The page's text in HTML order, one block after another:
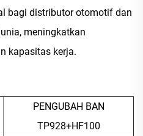
bagi distributor otomotif dan
meningkatkan
kapasitas kerja.
PENGUBAH BAN
TP928+HF100